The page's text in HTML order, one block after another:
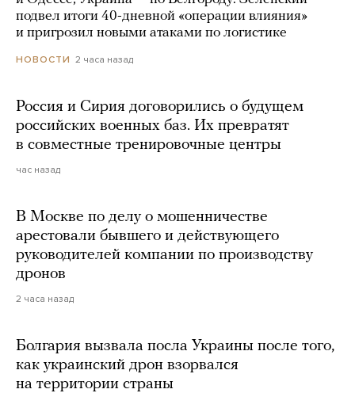
подвел итоги 40-дневной «операции влияния»
и пригрозил новыми атаками по логистике
НОВОСТИ 2 часа назад
Россия и Сирия договорились о будущем
российских военных баз. Их превратят
в совместные тренировочные центры
час назад
В Москве по делу о мошенничестве
арестовали бывшего и действующего
руководителей компании по производству
дронов
2 часа назад
Болгария вызвала посла Украины после того,
как украинский дрон взорвался
на территории страны